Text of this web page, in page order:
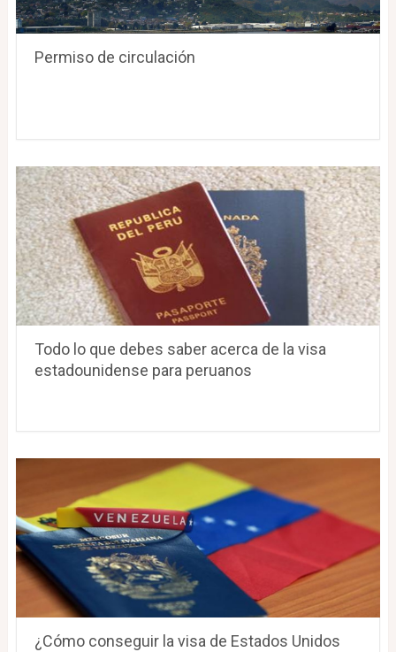
Permiso de circulación
Todo lo que debes saber acerca de la visa
estadounidense para peruanos
¿Cómo conseguir la visa de Estados Unidos